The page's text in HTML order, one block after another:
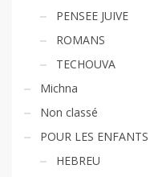
PENSEE JUIVE
ROMANS
TECHOUVA
Michna
Non classé
POUR LES ENFANTS
HEBREU